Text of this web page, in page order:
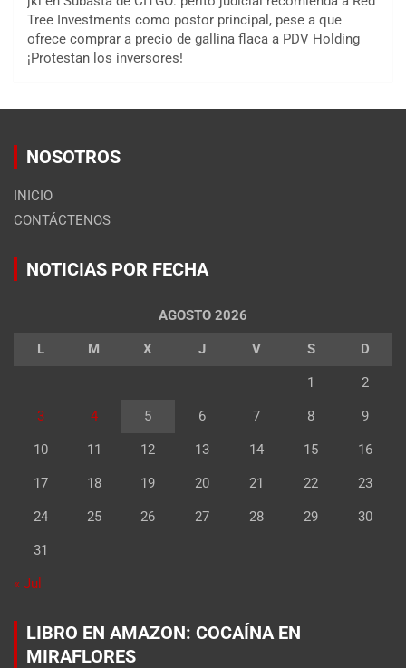
Tree Investments como postor principal, pese a que
ofrece comprar a precio de gallina flaca a PDV Holding
¡Protestan los inversores!
NOSOTROS
INICIO
CONTÁCTENOS
NOTICIAS POR FECHA
AGOSTO 2026
L M X J V S D
1 2
3 4 5 6 7 8 9
10 11 12 13 14 15 16
17 18 19 20 21 22 23
24 25 26 27 28 29 30
31
« Jul
LIBRO EN AMAZON: COCAÍNA EN
MIRAFLORES